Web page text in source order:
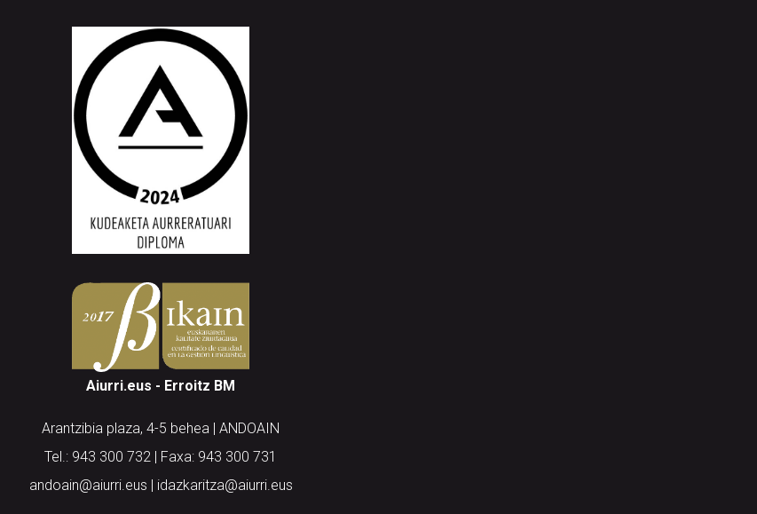
Aiurri.eus - Erroitz BM
Arantzibia plaza, 4-5 behea | ANDOAIN
Tel.: 943 300 732 | Faxa: 943 300 731
andoain@aiurri.eus | idazkaritza@aiurri.eus